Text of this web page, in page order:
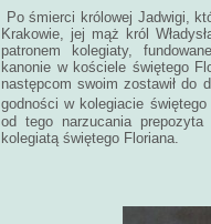
Po śmierci królowej Jadwigi,
Krakowie, jej mąż król
patronem kolegiaty,
kanonie w kościele świętego
następ­com swoim zostawił do
godności w kolegiacie świętego
od tego narzucania prepozyta
kolegiatą świętego Flo­riana.